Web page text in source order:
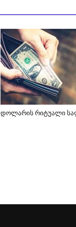
დოლარის რიტუალი